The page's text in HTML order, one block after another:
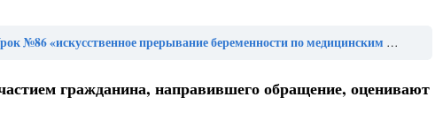
№86 «искусственное прерывание беременности по медицинским показаниям допускается»
гражданина, направившего обращение, оценивают